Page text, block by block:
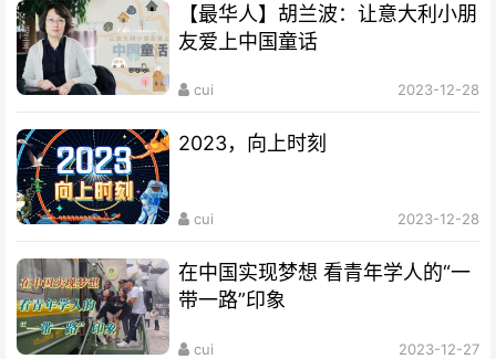
【最华人】胡兰波：让意大利小朋
友爱上中国童话
cui 2023-12-28
2023，向上时刻
cui 2023-12-28
在中国实现梦想 看青年学人的“一
带一路”印象
cui 2023-12-27